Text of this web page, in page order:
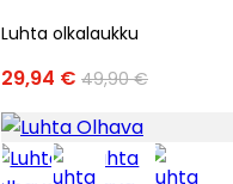
Luhta olkalaukku
29,94 € 49,90 €